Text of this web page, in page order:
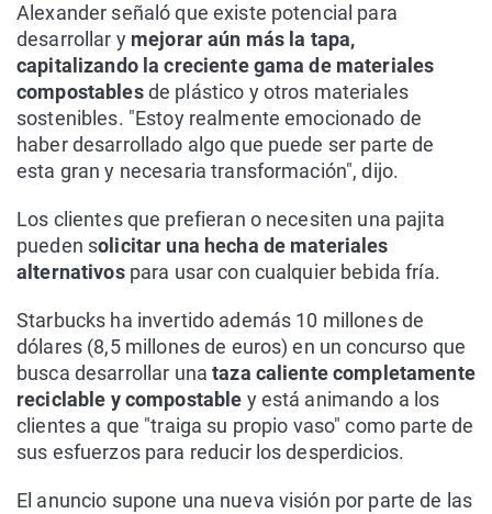
Alexander señaló que existe potencial para
desarrollar y mejorar aún más la tapa,
capitalizando la creciente gama de materiales
compostablesde plástico y otros materiales
sostenibles. "Estoy realmente emocionado de
haber desarrollado algo que puede ser parte de
esta gran y necesaria transformación", dijo.
Los clientes que prefieran o necesiten una pajita
pueden solicitar una hecha de materiales
alternativospara usar con cualquier bebida fría.
Starbucks ha invertido además 10 millones de
dólares (8,5 millones de euros) en un concurso que
busca desarrollar unataza caliente completamente
reciclable y compostable y está animando a los
clientes a que "traiga su propio vaso" como parte de
sus esfuerzos para reducir los desperdicios.
El anuncio supone una nueva visión por parte de las